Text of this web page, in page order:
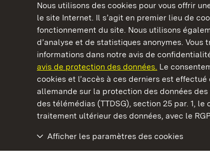
Nous utilisons des cookies pour vous offrir
le site Internet. Il s’agit en premier lieu de
fonctionnement du site. Nous utilisons
d’analyse et de statistiques anonymes. Vous
informations dans notre avis de
avis de protection des données. Le
cookies et l’accès à ces derniers est
allemande sur la protection des données
des télémédias (TTDSG), section 25 par. 1, le
traitement ultérieur des données, avec le
Afficher les paramètres des cookies
Châteaux et jardins publics du Bade-
Monastère et Château de Bebenhausen